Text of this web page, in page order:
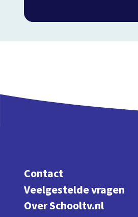
Contact
Veelgestelde vragen
Over Schooltv.nl